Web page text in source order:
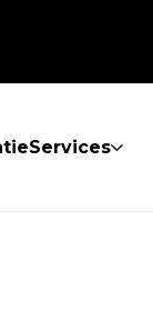
Services